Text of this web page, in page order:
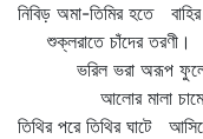
নিবিড় অমা-তিমির হতে
শুক্লরাতে চাঁদের তরণী।
ভরিল ভরা অরূপ ফুলে,
আলোর মালা
তিথির পরে তিথির ঘাটে